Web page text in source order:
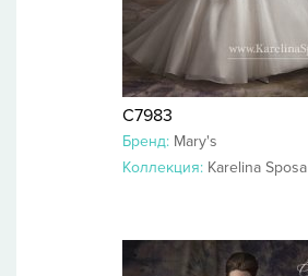
C7983
Бренд: Mary's
Коллекция: Karelina Sposa